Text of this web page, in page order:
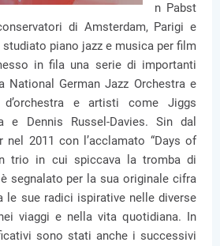
n Pabst
di Amsterdam, Parigi e
studiato piano jazz e musica per film
in fila una serie di importanti
National German Jazz Orchestra e
e artisti come Jiggs
e Dennis Russel-Davies. Sin dal
nel 2011 con l’acclamato “Days of
trio in cui spiccava la tromba di
segnalato per la sua originale cifra
le sue radici ispirative nelle diverse
viaggi e nella vita quotidiana. In
sono stati anche i successivi